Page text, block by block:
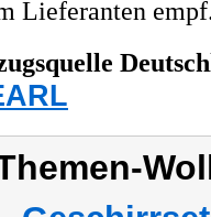
Lieferanten